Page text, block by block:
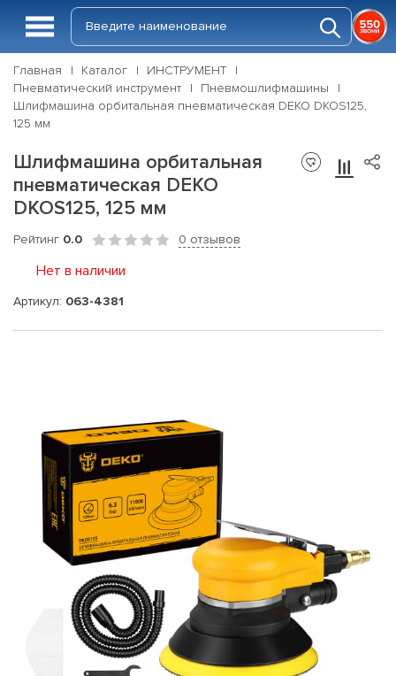
Главная Каталог
ИНСТРУМЕНТ
Пневматический инструмент
Пневмошлифмашины
Шлифмашина орбитальная пневматическая DEKO DKOS125,
125 мм
Шлифмашина орбитальная
пневматическая DEKO
DKOS125, 125 мм
Рейтинг 0.0 0 отзывов
Нет в наличии
Артикул: 063-4381